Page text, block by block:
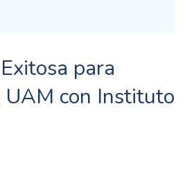
para
UAM con Instituto